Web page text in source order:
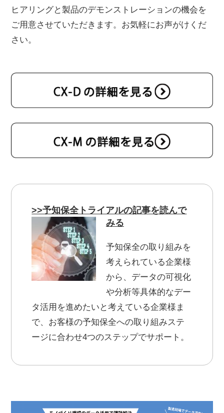
ヒアリングと製品のデモンストレーションの機会を
ご用意させていただきます。お気軽にお声がけくだ
さい。
>>予知保全トライアルの記事を読んで
みる
予知保全の取り組みを
考えられている企業様
から、データの可視化
や分析等具体的なデー
タ活用を進めたいと考えている企業様ま
で、お客様の予知保全への取り組みステ
ージに合わせ4つのステップでサポート。